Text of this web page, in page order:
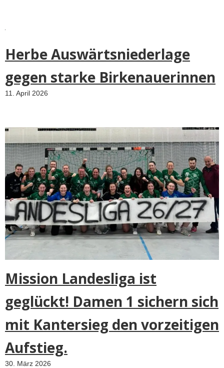
Herbe Auswärtsniederlage
gegen starke Birkenauerinnen
11. April 2026
Mission Landesliga ist
geglückt! Damen 1 sichern sich
mit Kantersieg den vorzeitigen
Aufstieg.
30. März 2026